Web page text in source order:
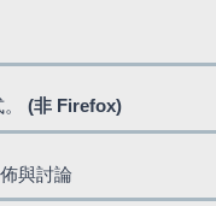
(非 Firefox)
與討論